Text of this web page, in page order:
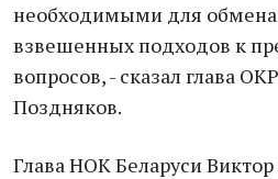
необходимыми для
взвешенных подходов к
вопросов, - сказал глава
Поздняков.
Глава НОК Беларуси